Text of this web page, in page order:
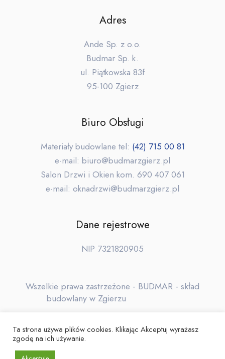
Adres
Ande Sp. z o.o.
Budmar Sp. k.
ul. Piątkowska 83f
95-100 Zgierz
Biuro Obsługi
Materiały budowlane tel: (42) 715 00 81
e-mail: biuro@budmarzgierz.pl
Salon Drzwi i Okien kom. 690 407 061
e-mail: oknadrzwi@budmarzgierz.pl
Dane rejestrowe
NIP 7321820905
Wszelkie prawa zastrzeżone - BUDMAR - skład
budowlany w Zgierzu
Ochrona danych osobowych
Ta strona używa plików cookies. Klikając Akceptuj wyrażasz
zgodę na ich używanie.